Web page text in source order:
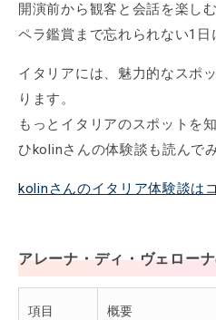
開演前から観客と会話を楽し
ペラ鑑賞まで忘れられない1日
イタリアには、魅力的なスポ
ります。
もっとイタリアのスポットを
ひkolinさんの体験談も読んで
kolinさんのイタリア体験談は
アレーナ・ディ・ヴェロー
項目 概要